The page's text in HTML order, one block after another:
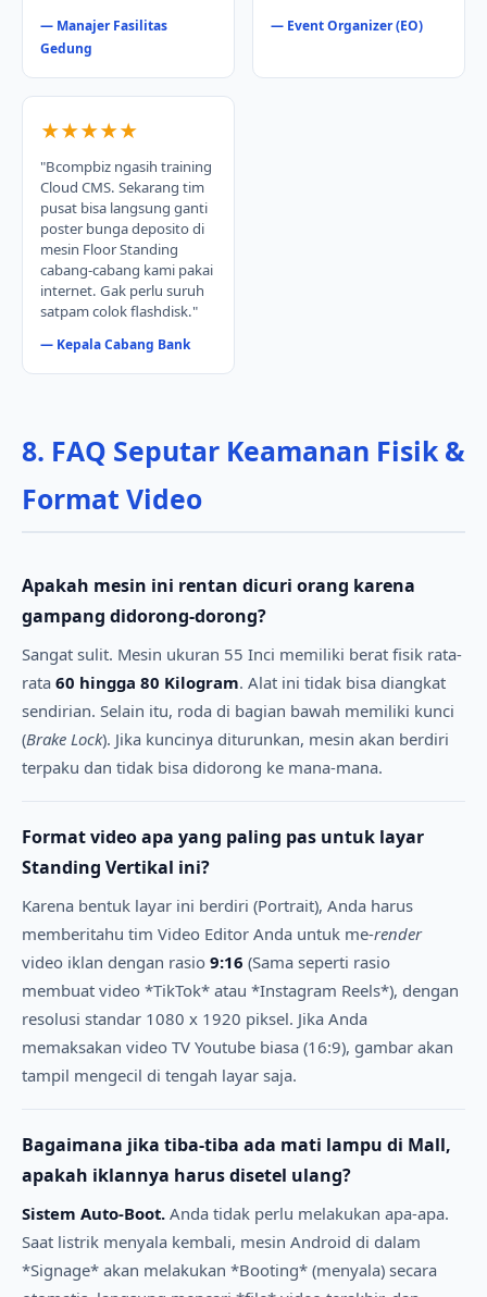
— Manajer Fasilitas
Gedung
— Event Organizer (EO)
★★★★★
"Bcompbiz ngasih training
Cloud CMS. Sekarang tim
pusat bisa langsung ganti
poster bunga deposito di
mesin Floor Standing
cabang-cabang kami pakai
internet. Gak perlu suruh
satpam colok flashdisk."
— Kepala Cabang Bank
8. FAQ Seputar Keamanan Fisik &
Format Video
Apakah mesin ini rentan dicuri orang karena
gampang didorong-dorong?
Sangat sulit. Mesin ukuran 55 Inci memiliki berat fisik rata-
rata 60 hingga 80 Kilogram. Alat ini tidak bisa diangkat
sendirian. Selain itu, roda di bagian bawah memiliki kunci
(Brake Lock). Jika kuncinya diturunkan, mesin akan berdiri
terpaku dan tidak bisa didorong ke mana-mana.
Format video apa yang paling pas untuk layar
Standing Vertikal ini?
Karena bentuk layar ini berdiri (Portrait), Anda harus
memberitahu tim Video Editor Anda untuk me-render
video iklan dengan rasio 9:16 (Sama seperti rasio
membuat video *TikTok* atau *Instagram Reels*), dengan
resolusi standar 1080 x 1920 piksel. Jika Anda
memaksakan video TV Youtube biasa (16:9), gambar akan
tampil mengecil di tengah layar saja.
Bagaimana jika tiba-tiba ada mati lampu di Mall,
apakah iklannya harus disetel ulang?
Sistem Auto-Boot. Anda tidak perlu melakukan apa-apa.
Saat listrik menyala kembali, mesin Android di dalam
*Signage* akan melakukan *Booting* (menyala) secara